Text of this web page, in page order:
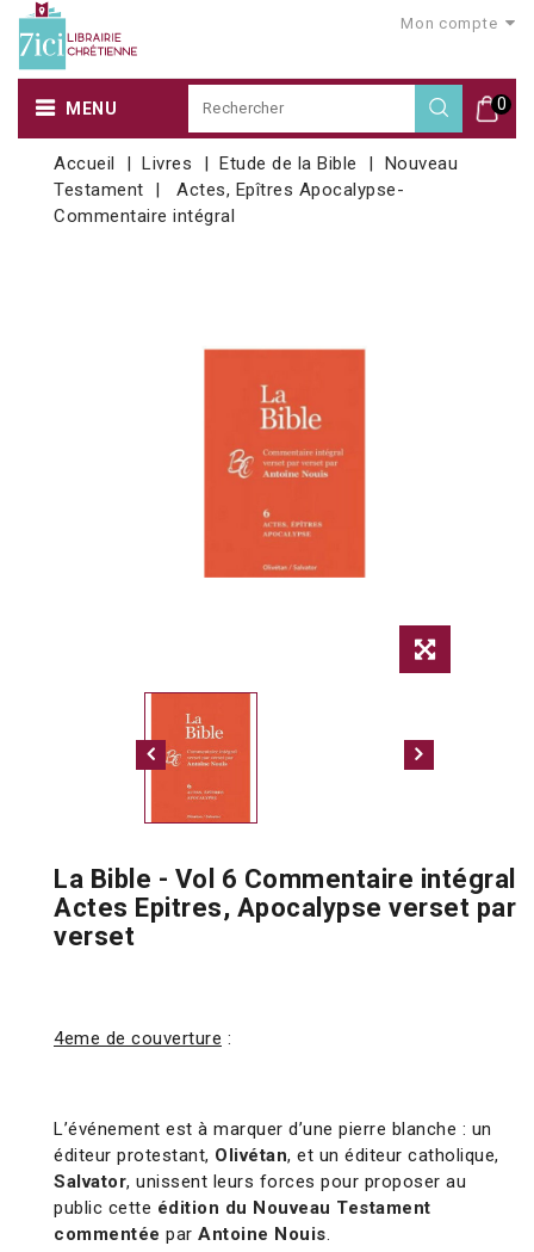
Mon compte
0
MENU
Accueil Livres Etude de la Bible
Nouveau
Testament
Actes, Epîtres Apocalypse-
Commentaire intégral
La Bible - Vol 6 Commentaire intégral
Actes Epitres, Apocalypse verset par
verset
4eme de couverture :
L’événement est à marquer d’une pierre blanche : un
éditeur protestant, Olivétan, et un éditeur catholique,
Salvator, unissent leurs forces pour proposer au
public cette édition du Nouveau Testament
commentée par Antoine Nouis.